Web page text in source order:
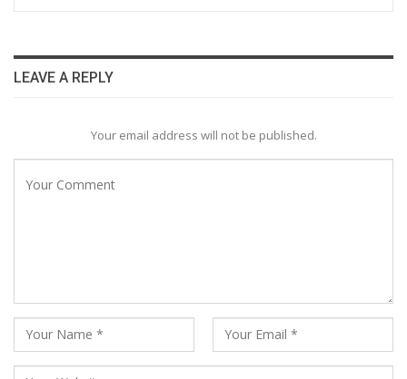
LEAVE A REPLY
Your email address will not be published.